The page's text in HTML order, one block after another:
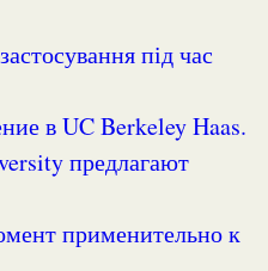
предлагают